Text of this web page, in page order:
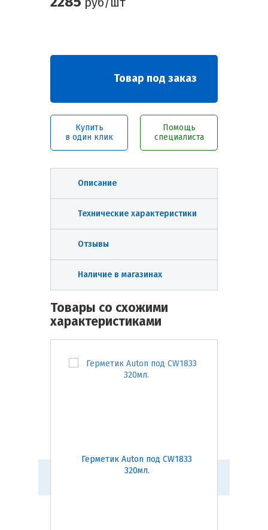
Товар под заказ
Купить
в один клик
Помощь
специалиста
Описание
Технические характеристики
Отзывы
Наличие в магазинах
Товары со схожими
характеристиками
Герметик Auton под CW1833
320мл.